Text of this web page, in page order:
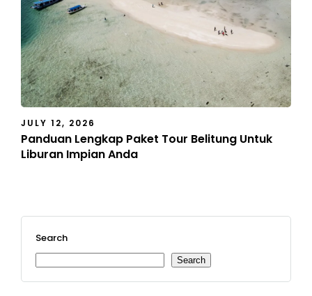
JULY 12, 2026
Panduan Lengkap Paket Tour Belitung Untuk
Liburan Impian Anda
Search
Search